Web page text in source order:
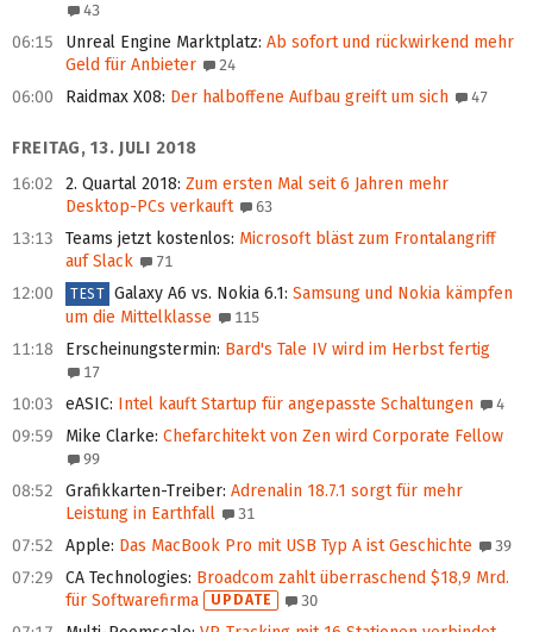
43
06:15 Unreal Engine Marktplatz: Ab sofort und rückwirkend mehr
Geld für Anbieter
24
06:00 Raidmax X08: Der halboffene Aufbau greift um sich 47
FREITAG, 13. JULI 2018
16:02
2. Quartal 2018: Zum ersten Mal seit 6 Jahren mehr
Desktop-PCs verkauft
63
13:13 Teams jetzt kostenlos: Microsoft bläst zum Frontalangriff
auf Slack
71
12:00 TEST Galaxy A6 vs. Nokia 6.1: Samsung und Nokia kämpfen
um die Mittelklasse
115
11:18 Erscheinungstermin: Bard's Tale IV wird im Herbst fertig
17
10:03 eASIC: Intel kauft Startup für angepasste Schaltungen 4
09:59 Mike Clarke: Chefarchitekt von Zen wird Corporate Fellow
99
08:52 Grafikkarten-Treiber: Adrenalin 18.7.1 sorgt für mehr
Leistung in Earthfall
31
07:52 Apple: Das MacBook Pro mit USB Typ A ist Geschichte 39
07:29 CA Technologies: Broadcom zahlt überraschend $18,9 Mrd.
für Softwarefirma
UPDATE 30